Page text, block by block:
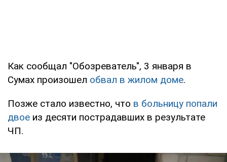
Как сообщал "Обозреватель", 3 января в
Сумах произошел обвал в жилом доме.
Позже стало известно, что в больницу попали
двое из десяти пострадавших в результате
ЧП.